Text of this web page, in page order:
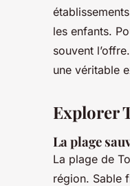
les enfants.
souvent
une véritable
Explorer
La plage
La plage de
région. Sable